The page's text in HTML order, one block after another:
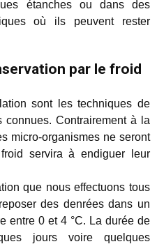
étanches ou dans des
où ils peuvent rester
par le froid
sont les techniques de
Contrairement à la
micro-organismes ne seront
servira à endiguer leur
que nous effectuons tous
des denrées dans un
entre 0 et 4 °C. La durée de
jours voire quelques